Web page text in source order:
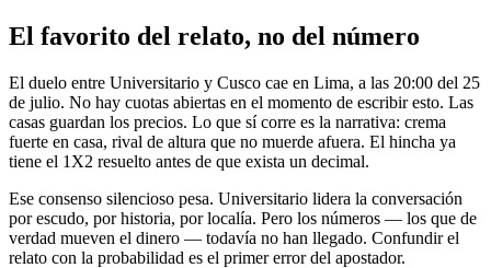
El favorito del relato, no del número
El duelo entre Universitario y Cusco cae en Lima, a las 20:00 del 25
de julio. No hay cuotas abiertas en el momento de escribir esto. Las
casas guardan los precios. Lo que sí corre es la narrativa: crema
fuerte en casa, rival de altura que no muerde afuera. El hincha ya
tiene el 1X2 resuelto antes de que exista un decimal.
Ese consenso silencioso pesa. Universitario lidera la conversación
por escudo, por historia, por localía. Pero los números — los que de
verdad mueven el dinero — todavía no han llegado. Confundir el
relato con la probabilidad es el primer error del apostador.